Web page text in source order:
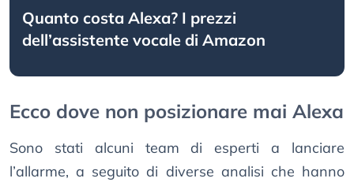
Quanto costa Alexa? I prezzi
dell’assistente vocale di Amazon
Ecco dove non posizionare mai Alexa
Sono stati alcuni team di esperti a lanciare
l’allarme, a seguito di diverse analisi che hanno